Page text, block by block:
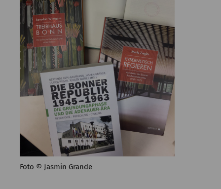
Forschung
Publikationen
Foto © Jasmin Grande